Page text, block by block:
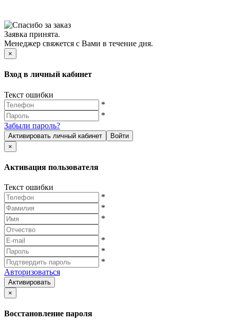
Заявка принята.
Менеджер свяжется с Вами в течение дня.
×
Вход в личный кабинет
Текст ошибки
*
*
Забыли пароль?
Активировать личный кабинет
Войти
×
Активация пользователя
Текст ошибки
*
*
*
*
*
*
Авторизоваться
Активировать
×
Восстановление пароля